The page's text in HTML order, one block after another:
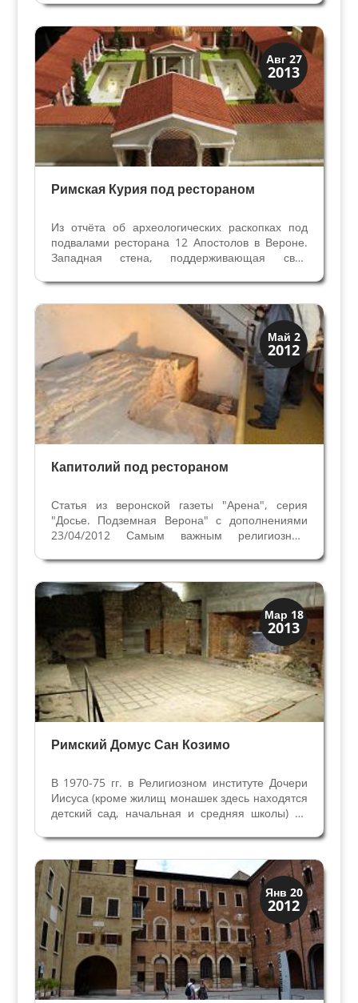
стороне города. Нашли его на глубине
нескольких метров (3 метра и 10 см) от
современной поверхности...
Авг 27
2013
Верона
Римская Верона
Римская Курия под рестораном
Из отчёта об археологических раскопках под
подвалами ресторана 12 Апостолов в Вероне.
Западная стена, поддерживающая свод
опирается на пьедистал массивного
общественного здания римской эпохи из камня
Вальполичеллы. На этом...
Май 2
2012
Верона
Римская Верона
Капитолий под рестораном
Статья из веронской газеты "Арена", серия
"Досье. Подземная Верона" с дополнениями
23/04/2012 Самым важным религиозным
Кампидолий, посвящённый трём главным
богам Юпитеру, Юноне и Минерве. Наличие
этого храма свидетельствует о...
Мар 18
2013
Верона
Римская Верона
Римский Домус Сан Козимо
В 1970-75 гг. в Религиозном институте Дочери
Иисуса (кроме жилищ монашек здесь находятся
детский сад, начальная и средняя школы) на
систему отопления и установить новые
подземные цистерны для мазута во дворе.
Работы...
Янв 20
2012
Археология
История